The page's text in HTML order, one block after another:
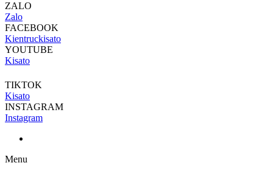
ZALO
Zalo
FACEBOOK
Kientruckisato
YOUTUBE
Kisato
TIKTOK
Kisato
INSTAGRAM
Instagram
Menu